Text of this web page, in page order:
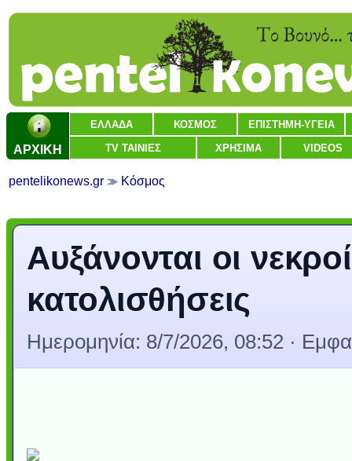
ΑΡΧΙΚΗ
ΕΛΛΑΔΑ ΚΟΣΜΟΣ ΕΠΙΣΤΗΜΗ-ΥΓΕΙΑ
TV ΤΑΙΝΙΕΣ ΧΡΗΣΙΜΑ VIDEOS
pentelikonews.gr Κόσμος
Αυξάνονται οι
κατολισθήσεις
Ημερομηνία: 8/7/2026, 08:52 ·